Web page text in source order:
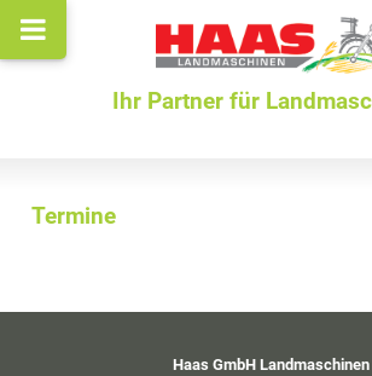
Ihr Partner für
Termine
Haas GmbH Landmaschinen